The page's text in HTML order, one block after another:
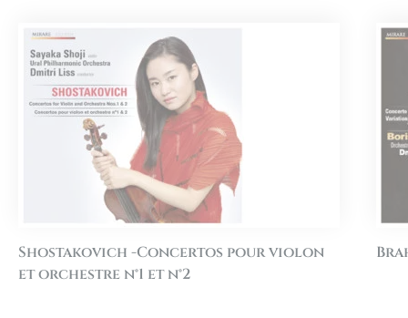
Shostakovich -Concertos pour violon
et orchestre n°1 et n°2